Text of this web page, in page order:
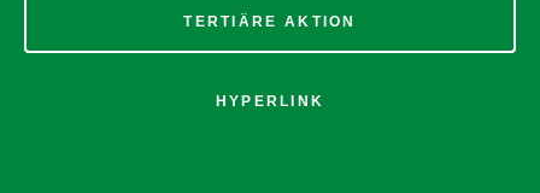
TERTIÄRE AKTION
HYPERLINK